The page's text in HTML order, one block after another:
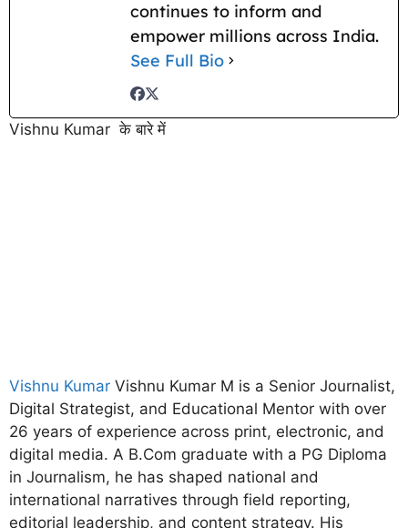
continues to inform and
empower millions across India.
See Full Bio
Vishnu Kumar के बारे में
Vishnu Kumar Vishnu Kumar M is a Senior Journalist,
Digital Strategist, and Educational Mentor with over
26 years of experience across print, electronic, and
digital media. A B.Com graduate with a PG Diploma
in Journalism, he has shaped national and
international narratives through field reporting,
editorial leadership, and content strategy. His